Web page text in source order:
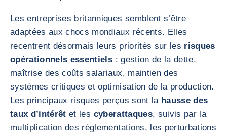
Les entreprises britanniques semblent s’être
adaptées aux chocs mondiaux récents. Elles
recentrent désormais leurs priorités sur les risques
opérationnels essentiels : gestion de la dette,
maîtrise des coûts salariaux, maintien des
systèmes critiques et optimisation de la production.
Les principaux risques perçus sont la hausse des
taux d’intérêt et les cyberattaques, suivis par la
multiplication des réglementations, les perturbations